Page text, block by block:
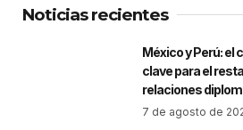
Noticias recientes
México y Perú: el
clave para el
relaciones
7 de agosto de